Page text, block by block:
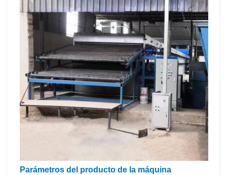
Parámetros del producto de la máquina